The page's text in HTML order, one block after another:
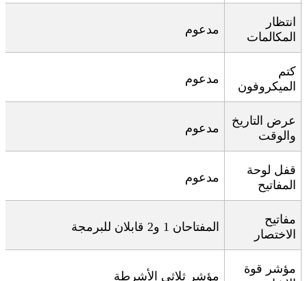
انتظار
المكالمات
مدعوم
كتم
الميكروفون
مدعوم
عرض التاريخ
والوقت
مدعوم
قفل لوحة
المفاتيح
مدعوم
مفاتيح
الاختصار
المفتاحان 1 و2 قابلان للبرمجة
مؤشر قوة
مؤشر ثلاثي الأشرطة